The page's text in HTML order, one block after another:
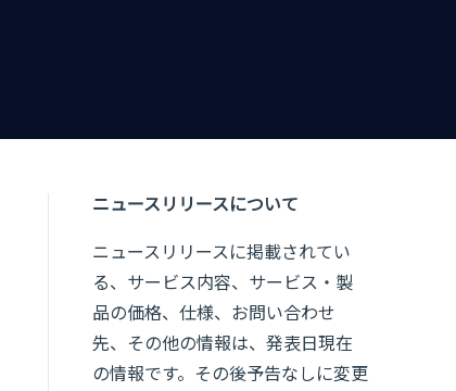
ニュースリリースについて
ニュースリリースに掲載されてい
る、サービス内容、サービス・製
品の価格、仕様、お問い合わせ
先、その他の情報は、発表日現在
の情報です。その後予告なしに変更